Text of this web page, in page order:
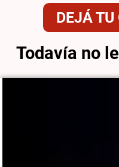
DEJÁ TU
Todavía no